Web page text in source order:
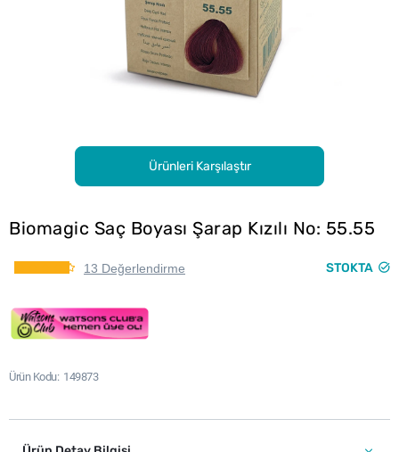
Ürünleri Karşılaştır
Biomagic Saç Boyası Şarap Kızılı No: 55.55
13 Değerlendirme STOKTA
Ürün Kodu 149873